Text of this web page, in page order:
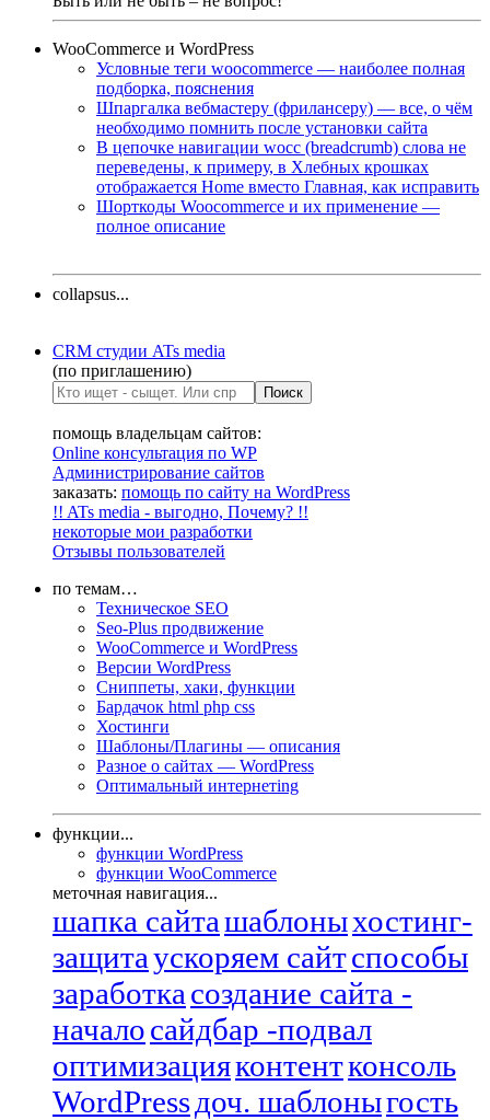
WooCommerce и WordPress
Условные теги woocommerce — наиболее полная
подборка, пояснения
Шпаргалка вебмастеру (фрилансеру) — все, о чём
необходимо помнить после установки сайта
В цепочке навигации wocc (breadcrumb) слова не
переведены, к примеру, в Хлебных крошках
отображается Home вместо Главная, как исправить
Шорткоды Woocommerce и их применение —
полное описание
collapsus...
CRM студии ATs media
(по приглашению)
помощь владельцам сайтов:
Online консультация по WP
Администрирование сайтов
заказать: помощь по сайту на WordPress
!! ATs media - выгодно, Почему? !!
некоторые мои разработки
Отзывы пользователей
по темам…
Техническое SEO
Seo-Plus продвижение
WooCommerce и WordPress
Версии WordPress
Сниппеты, хаки, функции
Бардачок html php css
Хостинги
Шаблоны/Плагины — описания
Разное о сайтах — WordPress
Оптимальный интернетing
функции...
функции WordPress
функции WooCommerce
меточная навигация...
шапка сайташаблоныхостинг-
защитаускоряем сайтспособы
заработка создание сайта -
началосайдбар -подвал
оптимизацияконтентконсоль
WordPressдоч. шаблоныгость